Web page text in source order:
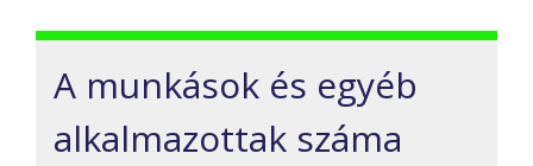
A munkások és egyéb
alkalmazottak száma